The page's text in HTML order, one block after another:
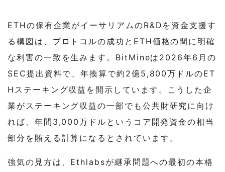
ETHの保有企業がイーサリアムのR&Dを資金支援す
る構図は、プロトコルの成功とETH価格の間に明確
な利害の一致を生みます。BitMineは2026年6月の
SEC提出資料で、年換算で約2億5,800万ドルのET
Hステーキング収益を開示しています。こうした企
業がステーキング収益の一部でも公共財研究に向け
れば、年間3,000万ドルというコア開発資金の相当
部分を賄える計算になるとされています。
強気の見方は、Ethlabsが継承問題への最初の本格